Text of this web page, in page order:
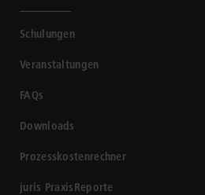
Schulungen
Veranstaltungen
FAQs
Downloads
Prozesskostenrechner
juris PraxisReporte